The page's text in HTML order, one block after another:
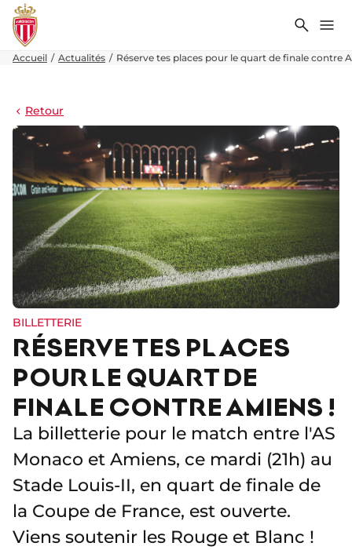
Accueil Actualités Réserve tes places pour le quart de finale contre
Retour
BILLETTERIE
RÉSERVE TES PLACES
POUR LE QUART DE
FINALE CONTRE AMIENS !
La billetterie pour le match entre l'AS
Monaco et Amiens, ce mardi (21h) au
Stade Louis-II, en quart de finale de
la Coupe de France, est ouverte.
Viens soutenir les Rouge et Blanc !